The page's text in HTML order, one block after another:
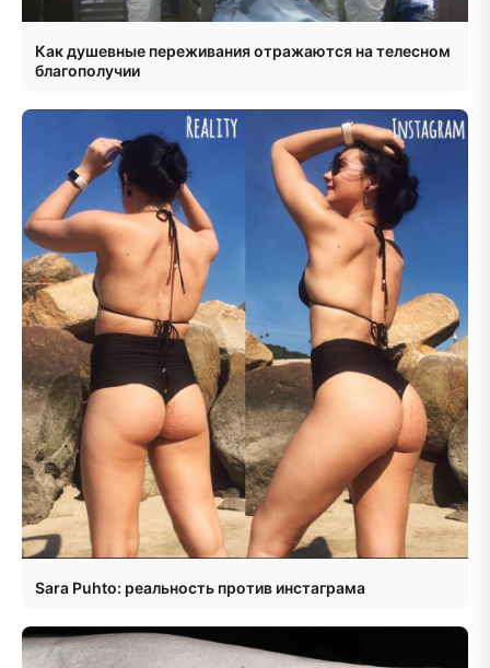
Как душевные переживания отражаются на телесном
благополучии
Sara Puhto: реальность против инстаграма